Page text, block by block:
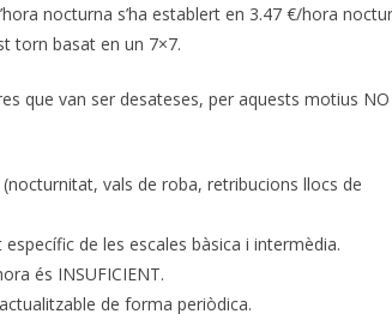
nocturna s’ha establert en 3.47 €/hora
torn basat en un 7×7.
que van ser desateses, per aquests motius NO
(nocturnitat, vals de roba, retribucions llocs de
de les escales bàsica i intermèdia.
és INSUFICIENT.
de forma periòdica.